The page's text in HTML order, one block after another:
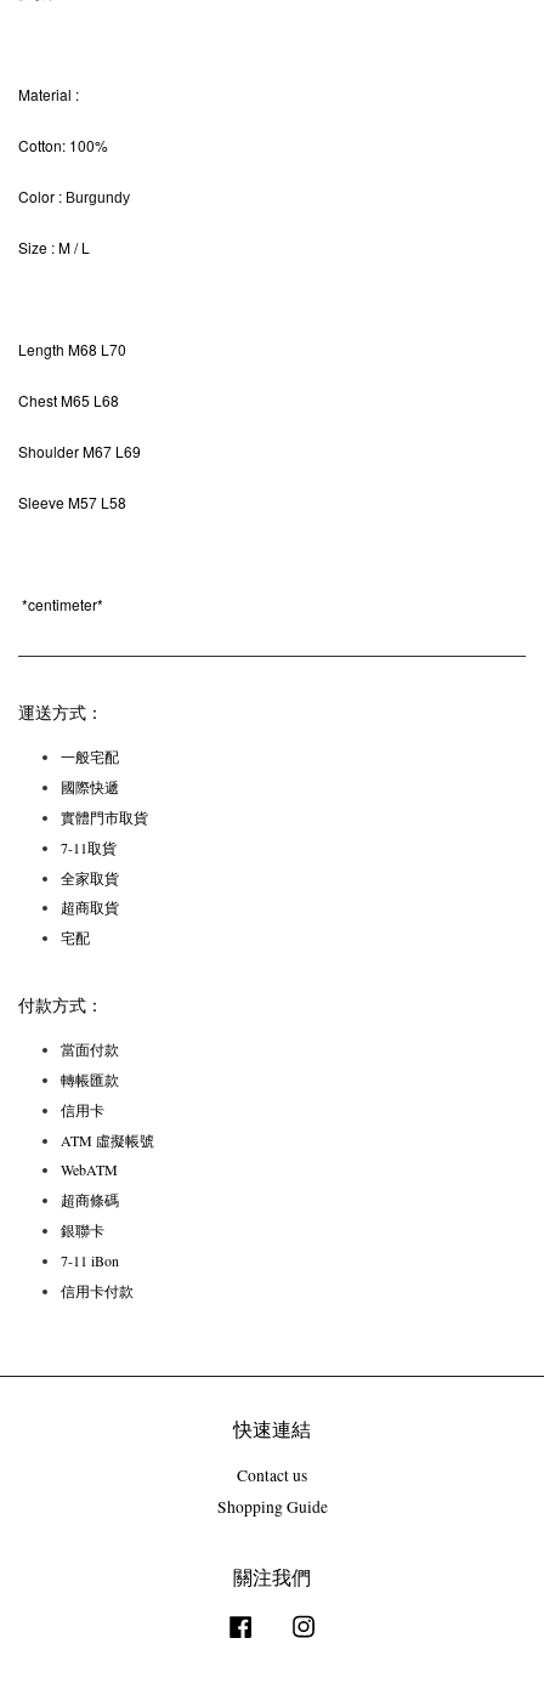
Material :
Cotton: 100%
Color : Burgundy
Size : M / L
Length M68 L70
Chest M65 L68
Shoulder M67 L69
SleeveM57 L58
*centimeter*
運送方式：
一般宅配
國際快遞
實體門市取貨
7-11取貨
全家取貨
超商取貨
宅配
付款方式：
當面付款
轉帳匯款
信用卡
ATM 虛擬帳號
WebATM
超商條碼
銀聯卡
7-11 iBon
信用卡付款
快速連結
Contact us
Shopping Guide
關注我們
Facebook